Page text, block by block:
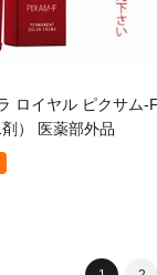
ロイヤル ピクサム-
） 医薬部外品